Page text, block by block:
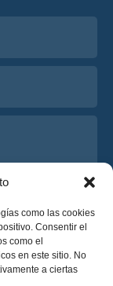
como las cookies
Consentir el
como el
en este sitio. No
a ciertas